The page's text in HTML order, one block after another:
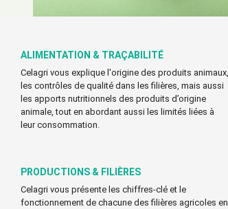
ALIMENTATION & TRAÇABILITÉ
Celagri vous explique l'origine des produits animaux,
les contrôles de qualité dans les filières, mais aussi
les apports nutritionnels des produits d’origine
animale, tout en abordant aussi les limités liées à
leur consommation.
PRODUCTIONS & FILIÈRES
Celagri vous présente les chiffres-clé et le
fonctionnement de chacune des filières agricoles en